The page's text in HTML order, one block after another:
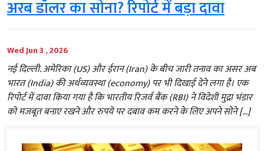
अरब डॉलर का सोना? रिपोर्ट में बड़ा दावा
Wed Jun 3 , 2026
नई दिल्ली. अमेरिका (US) और ईरान (Iran) के बीच जारी तनाव का असर अब
भारत (India) की अर्थव्यवस्था (economy) पर भी दिखाई देने लगा है। एक
रिपोर्ट में दावा किया गया है कि भारतीय रिजर्व बैंक (RBI) ने विदेशी मुद्रा भंडार
को मजबूत बनाए रखने और रुपये पर दबाव कम करने के लिए अपने सोने […]